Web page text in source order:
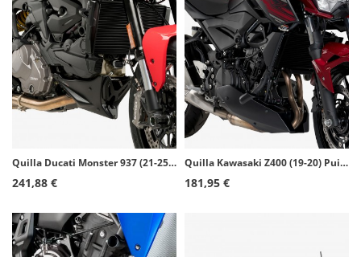
Quilla Ducati Monster 937 (21-25) Puig Negro 20714J
241,88 €
Quilla Kawasaki Z400 (19-20) Puig Símil carbono 3554J
181,95 €